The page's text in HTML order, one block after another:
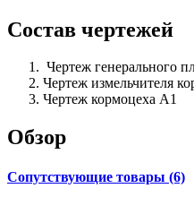
Состав чертежей
Чертеж генерального
Чертеж измельчителя
Чертеж кормоцеха А1
Обзор
Сопутствующие товары (6)